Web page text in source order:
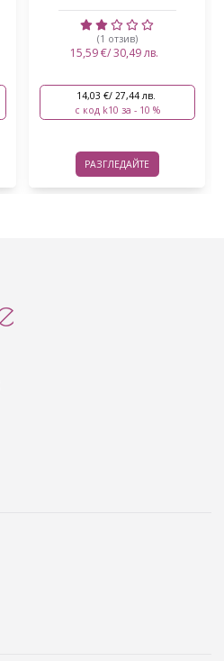
(1 отзив)
15,59 €/ 30,49 лв.
14,03 €/ 27,44 лв.
с код k10 за - 10 %
РАЗГЛЕДАЙТЕ